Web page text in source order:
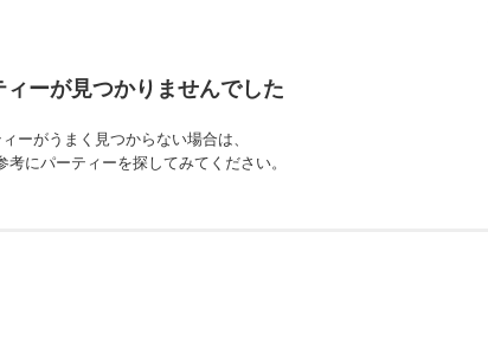
ィーが見つかりませんでした
ーがうまく見つからない場合は、
考にパーティーを探してみてください。